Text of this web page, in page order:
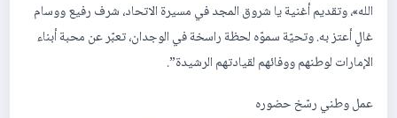
الله»، وتقديم أغنية يا شروق المجد في مسيرة الاتحاد، شرف رفيع ووسام
غالٍ أعتز به. وتحيّة سموّه لحظة راسخة في الوجدان، تعبّر عن محبة أبناء
الإمارات لوطنهم ووفائهم لقيادتهم الرشيدة”.
عمل وطني رسّخ حضوره